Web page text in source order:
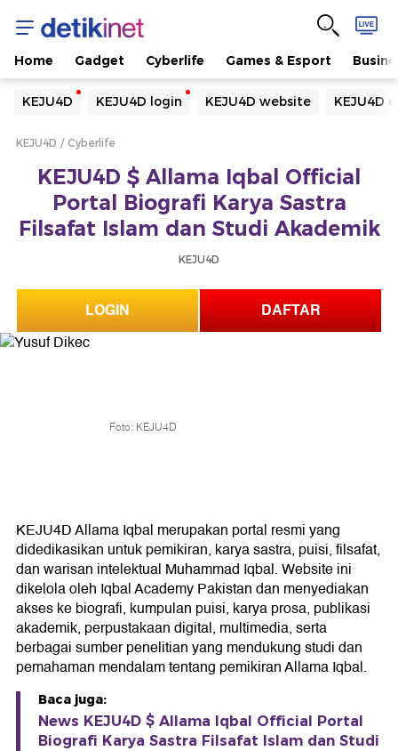
Home Gadget Cyberlife Games & Esport
KEJU4D KEJU4D login KEJU4D website KEJU4D
Yang sedang ramai dicari
Loading...
Loading...
KEJU4D Cyberlife
KEJU4D $ Allama Iqbal Official
Portal Biografi Karya Sastra
Filsafat Islam dan Studi Akademik
KEJU4D
LOGIN DAFTAR
Foto: KEJU4D
KEJU4D Allama Iqbal merupakan portal resmi yang
didedikasikan untuk pemikiran, karya sastra, puisi, filsafat,
dan warisan intelektual Muhammad Iqbal. Website ini
dikelola oleh Iqbal Academy Pakistan dan menyediakan
akses ke biografi, kumpulan puisi, karya prosa, publikasi
akademik, perpustakaan digital, multimedia, serta
berbagai sumber penelitian yang mendukung studi dan
pemahaman mendalam tentang pemikiran Allama Iqbal.
Baca juga:
News KEJU4D $ Allama Iqbal Official Portal
Biografi Karya Sastra Filsafat Islam dan Studi